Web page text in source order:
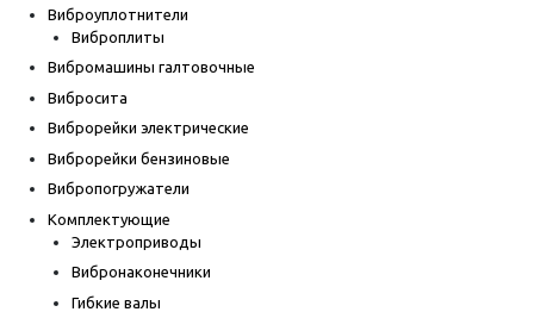
Виброуплотнители
Виброплиты
Вибромашины галтовочные
Вибросита
Виброрейки электрические
Виброрейки бензиновые
Вибропогружатели
Комплектующие
Электроприводы
Вибронаконечники
Гибкие валы